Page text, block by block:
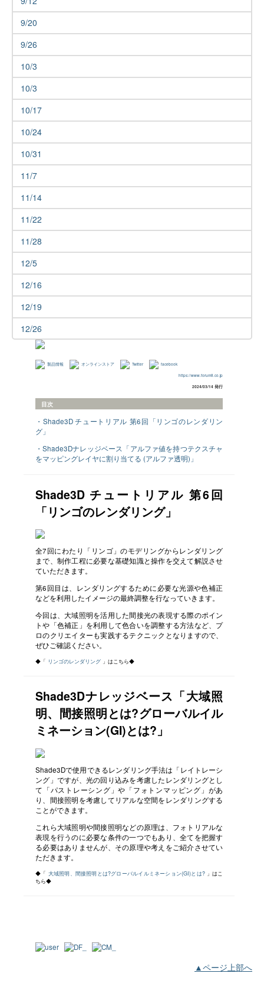
9/20
9/26
10/3
10/3
10/17
10/24
10/31
11/7
11/14
11/22
11/28
12/5
12/16
12/19
12/26
製品情報 オンラインストア Twitter facebook
https://www.forum8.co.jp
2024/03/14 発行
目次
・Shade3D チュートリアル 第6回「リンゴのレンダリン
グ」
・Shade3Dナレッジベース「アルファ値を持つテクスチャ
をマッピングレイヤに割り当てる (アルファ透明)」
Shade3D チュートリアル 第6回
「リンゴのレンダリング」
全7回にわたり「リンゴ」のモデリングからレンダリング
まで、制作工程に必要な基礎知識と操作を交えて解説させ
ていただきます。
第6回目は、レンダリングするために必要な光源や色補正
などを利用したイメージの最終調整を行なっていきます。
今回は、大域照明を活用した間接光の表現する際のポイン
トや「色補正」を利用して色合いを調整する方法など、プ
ロのクリエイターも実践するテクニックとなりますので、
ぜひご確認ください。
◆「 リンゴのレンダリング 」はこちら◆
Shade3Dナレッジベース「大域照
明、間接照明とは?グローバルイル
ミネーション(GI)とは?」
Shade3Dで使用できるレンダリング手法は「レイトレーシ
ング」ですが、光の回り込みを考慮したレンダリングとし
て「パストレーシング」や「フォトンマッピング」があ
り、間接照明を考慮してリアルな空間をレンダリングする
ことができます。
これら大域照明や間接照明などの原理は、フォトリアルな
表現を行うのに必要な条件の一つでもあり、全てを把握す
る必要はありませんが、その原理や考えをご紹介させてい
ただきます。
◆「 大域照明、間接照明とは?グローバルイルミネーション(GI)とは? 」はこ
ちら◆
▲ページ上部へ